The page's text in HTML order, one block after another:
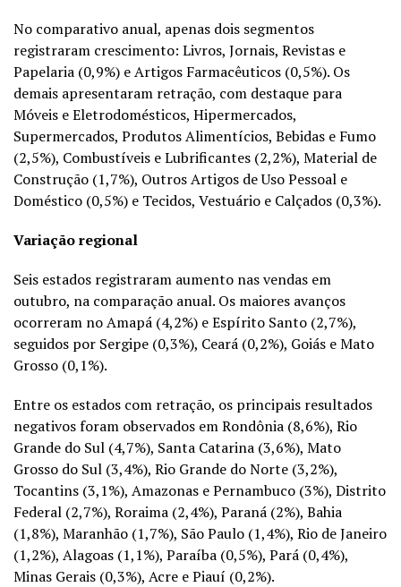
No comparativo anual, apenas dois segmentos
registraram crescimento: Livros, Jornais, Revistas e
Papelaria (0,9%) e Artigos Farmacêuticos (0,5%). Os
demais apresentaram retração, com destaque para
Móveis e Eletrodomésticos, Hipermercados,
Supermercados, Produtos Alimentícios, Bebidas e Fumo
(2,5%), Combustíveis e Lubrificantes (2,2%), Material de
Construção (1,7%), Outros Artigos de Uso Pessoal e
Doméstico (0,5%) e Tecidos, Vestuário e Calçados (0,3%).
Variação regional
Seis estados registraram aumento nas vendas em
outubro, na comparação anual. Os maiores avanços
ocorreram no Amapá (4,2%) e Espírito Santo (2,7%),
seguidos por Sergipe (0,3%), Ceará (0,2%), Goiás e Mato
Grosso (0,1%).
Entre os estados com retração, os principais resultados
negativos foram observados em Rondônia (8,6%), Rio
Grande do Sul (4,7%), Santa Catarina (3,6%), Mato
Grosso do Sul (3,4%), Rio Grande do Norte (3,2%),
Tocantins (3,1%), Amazonas e Pernambuco (3%), Distrito
Federal (2,7%), Roraima (2,4%), Paraná (2%), Bahia
(1,8%), Maranhão (1,7%), São Paulo (1,4%), Rio de Janeiro
(1,2%), Alagoas (1,1%), Paraíba (0,5%), Pará (0,4%),
Minas Gerais (0,3%), Acre e Piauí (0,2%).